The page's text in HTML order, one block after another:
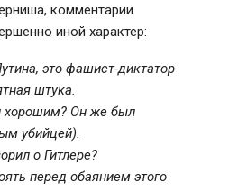
комментарии
иной характер:
это фашист-диктатор
штука.
хорошим? Он же был
убийцей).
о Гитлере?
перед обаянием этого